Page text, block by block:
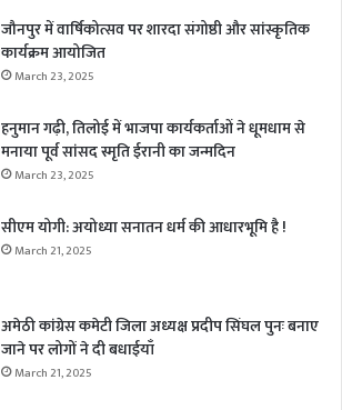
जौनपुर में वार्षिकोत्सव पर शारदा संगोष्ठी और सांस्कृतिक
कार्यक्रम आयोजित
March 23, 2025
हनुमान गढ़ी, तिलोई में भाजपा कार्यकर्ताओं ने धूमधाम से
मनाया पूर्व सांसद स्मृति ईरानी का जन्मदिन
March 23, 2025
सीएम योगी: अयोध्या सनातन धर्म की आधारभूमि है !
March 21, 2025
अमेठी कांग्रेस कमेटी जिला अध्यक्ष प्रदीप सिंघल पुनः बनाए
जाने पर लोगों ने दी बधाईयाँ
March 21, 2025